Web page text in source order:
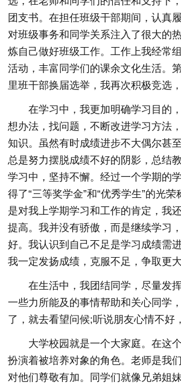
团支书。在担任班级干部期间，认真
对班级事务和同学关系注入了很大的
炼自己做好班级工作。工作上我经常
活动，丰富同学们的课余文化生活。
里班干部换届选举，我再次积极竞选
在学习中，我更加明确学习目的
想办法，找问题，不断改进学习方法
知识。虽然有时成绩进步不大偶尔甚
总是努力摆脱成绩不好的阴影，总结
学习中，坚持不懈。经过一个学期的
得了“三等奖学金”和“优秀学生”的光
是对我上学期学习和工作的肯定，我
提高。我并没有骄傲，而是继续学习
好。我认识到自己不足是学习成绩需
我一定发扬成绩，克服不足，争取更
在生活中，我团结同学，尽量发
一些力所能及的事情帮助和关心同学
了，就去看望问候;听说朋友心情不好
大学校园就是一个大家庭。在这
扮演着被培养对象的角色。老师是我
对他们尊敬有加。同学们就像兄弟姐